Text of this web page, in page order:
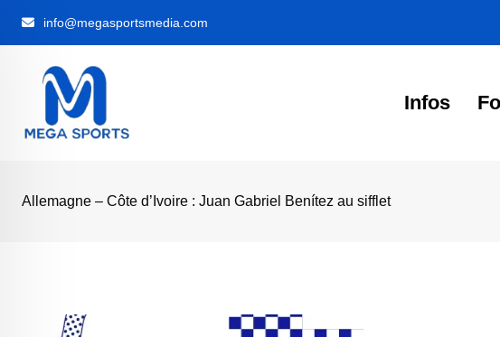
info@megasportsmedia.com
Infos
‎Allemagne – Côte d’Ivoire : Juan Gabriel Benítez au sifflet